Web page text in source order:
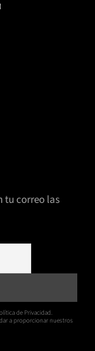
tu correo las
de Privacidad.
a proporcionar nuestros